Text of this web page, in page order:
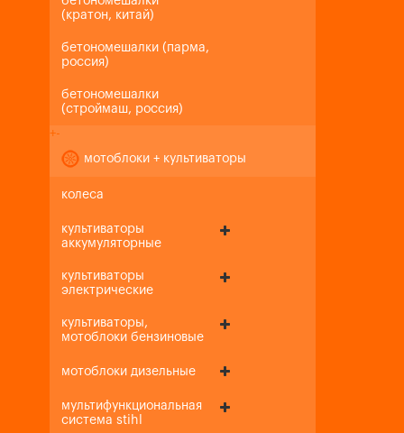
(кратон, китай)
бетономешалки (парма,
россия)
бетономешалки
(строймаш, россия)
+-
мотоблоки + культиваторы
колеса
культиваторы
аккумуляторные
культиваторы
электрические
культиваторы,
мотоблоки бензиновые
мотоблоки дизельные
мультифункциональная
система stihl